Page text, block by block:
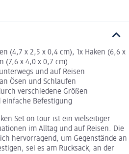
(4,7 x 2,5 x 0,4 cm), 1x Haken (6,6 x
(7,6 x 4,0 x 0,7 cm)
und auf Reisen
Ösen und Schlaufen
verschiedene Größen
Befestigung
Set on tour ist ein vielseitiger
im Alltag und auf Reisen. Die
hervorragend, um Gegenstände an
sei es am Rucksack, an der